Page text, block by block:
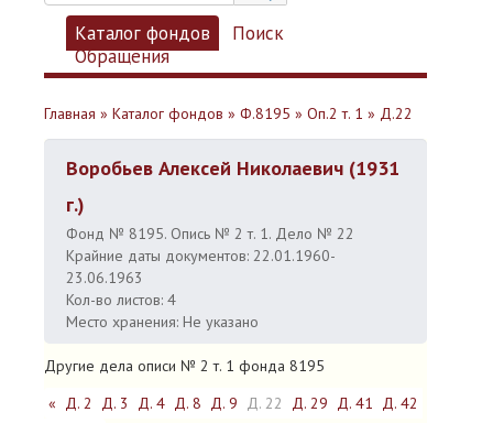
Каталог фондов
Поиск
Обращения
Главная » Каталог фондов » Ф.8195 » Оп.2 т. 1 » Д.22
Воробьев Алексей Николаевич (1931
г.)
Фонд № 8195. Опись № 2 т. 1. Дело № 22
Крайние даты документов: 22.01.1960-
23.06.1963
Кол-во листов: 4
Место хранения: Не указано
Другие дела описи № 2 т. 1 фонда 8195
« Д. 2 Д. 3 Д. 4 Д. 8 Д. 9 Д. 22 Д. 29 Д. 41 Д. 42